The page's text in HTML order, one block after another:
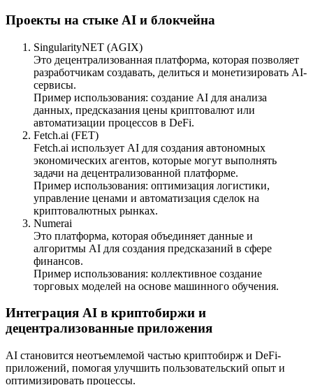
Проекты на стыке AI и блокчейна
SingularityNET (AGIX)
Это децентрализованная платформа, которая позволяет
разработчикам создавать, делиться и монетизировать AI-
сервисы.
Пример использования: создание AI для анализа
данных, предсказания цены криптовалют или
автоматизации процессов в DeFi.
Fetch.ai (FET)
Fetch.ai использует AI для создания автономных
экономических агентов, которые могут выполнять
задачи на децентрализованной платформе.
Пример использования: оптимизация логистики,
управление ценами и автоматизация сделок на
криптовалютных рынках.
Numerai
Это платформа, которая объединяет данные и
алгоритмы AI для создания предсказаний в сфере
финансов.
Пример использования: коллективное создание
торговых моделей на основе машинного обучения.
Интеграция AI в криптобиржи и
децентрализованные приложения
AI становится неотъемлемой частью криптобирж и DeFi-
приложений, помогая улучшить пользовательский опыт и
оптимизировать процессы.